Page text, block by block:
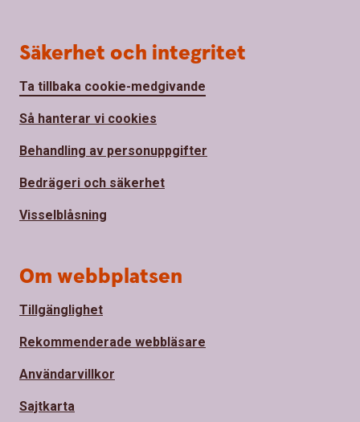
Säkerhet och integritet
Ta tillbaka cookie-medgivande
Så hanterar vi cookies
Behandling av personuppgifter
Bedrägeri och säkerhet
Visselblåsning
Om webbplatsen
Tillgänglighet
Rekommenderade webbläsare
Användarvillkor
Sajtkarta